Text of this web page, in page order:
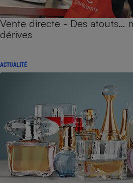
Vente directe - Des atouts…
dérives
ACTUALITÉ